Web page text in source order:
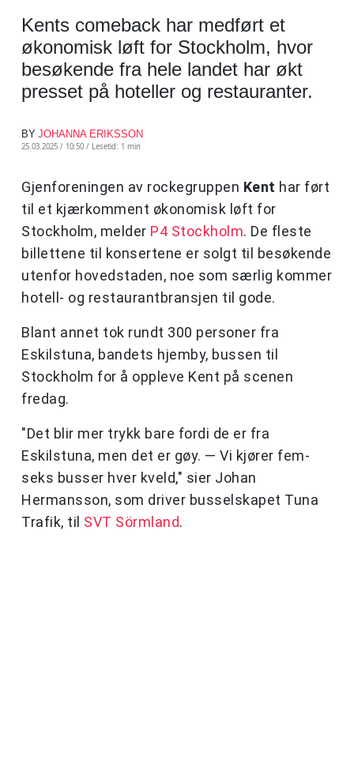
Kents comeback har medført et
økonomisk løft for Stockholm, hvor
besøkende fra hele landet har økt
presset på hoteller og restauranter.
BY JOHANNA ERIKSSON
25.03.2025 / 10:50 / Lesetid: 1 min
Gjenforeningen av rockegruppen Kent har ført
til et kjærkomment økonomisk løft for
Stockholm, melder P4 Stockholm. De fleste
billettene til konsertene er solgt til besøkende
utenfor hovedstaden, noe som særlig kommer
hotell- og restaurantbransjen til gode.
Blant annet tok rundt 300 personer fra
Eskilstuna, bandets hjemby, bussen til
Stockholm for å oppleve Kent på scenen
fredag.
"Det blir mer trykk bare fordi de er fra
Eskilstuna, men det er gøy. — Vi kjører fem-
seks busser hver kveld," sier Johan
Hermansson, som driver busselskapet Tuna
Trafik, til SVT Sörmland.